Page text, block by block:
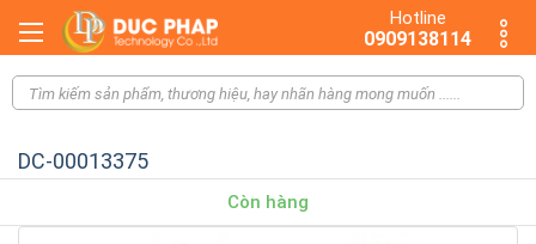
Hotline
0909138114
DC-00013375
Còn hàng